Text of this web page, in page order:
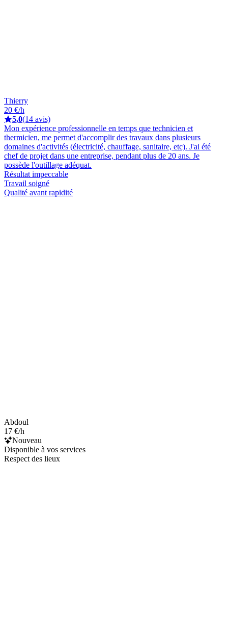
Thierry
20 €/h
5,0(14 avis)
Mon expérience professionnelle en temps que technicien et
thermicien, me permet d'accomplir des travaux dans plusieurs
domaines d'activités (électricité, chauffage, sanitaire, etc). J'ai été
chef de projet dans une entreprise, pendant plus de 20 ans. Je
possède l'outillage adéquat.
Résultat impeccable
Travail soigné
Qualité avant rapidité
Abdoul
17 €/h
Nouveau
Disponible à vos services
Respect des lieux